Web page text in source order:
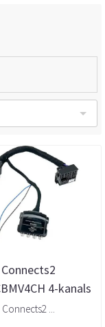
Connects2
4-kanals
lavnivåadapter
Connects2 ...